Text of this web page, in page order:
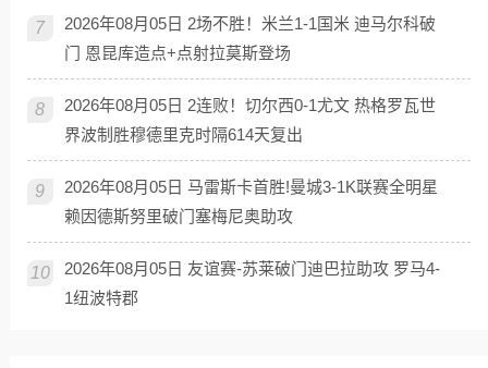
7
2026年08月05日 2场不胜！米兰1-1国米 迪马尔科破
门 恩昆库造点+点射拉莫斯登场
8
2026年08月05日 2连败！切尔西0-1尤文 热格罗瓦世
界波制胜穆德里克时隔614天复出
9
2026年08月05日 马雷斯卡首胜!曼城3-1K联赛全明星
赖因德斯努里破门塞梅尼奥助攻
10
2026年08月05日 友谊赛-苏莱破门迪巴拉助攻 罗马4-
1纽波特郡